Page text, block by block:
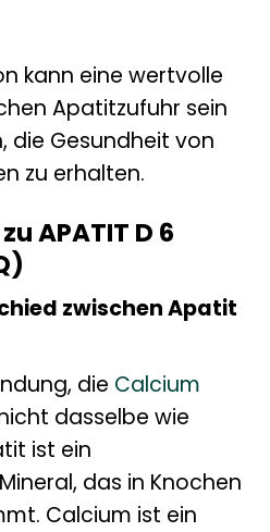
kann eine wertvolle
Apatitzufuhr sein
die Gesundheit von
zu erhalten.
APATIT D 6
zwischen Apatit
die Calcium
dasselbe wie
ist ein
das in Knochen
Calcium ist ein